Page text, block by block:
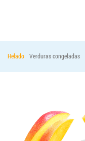
Helado Verduras congeladas